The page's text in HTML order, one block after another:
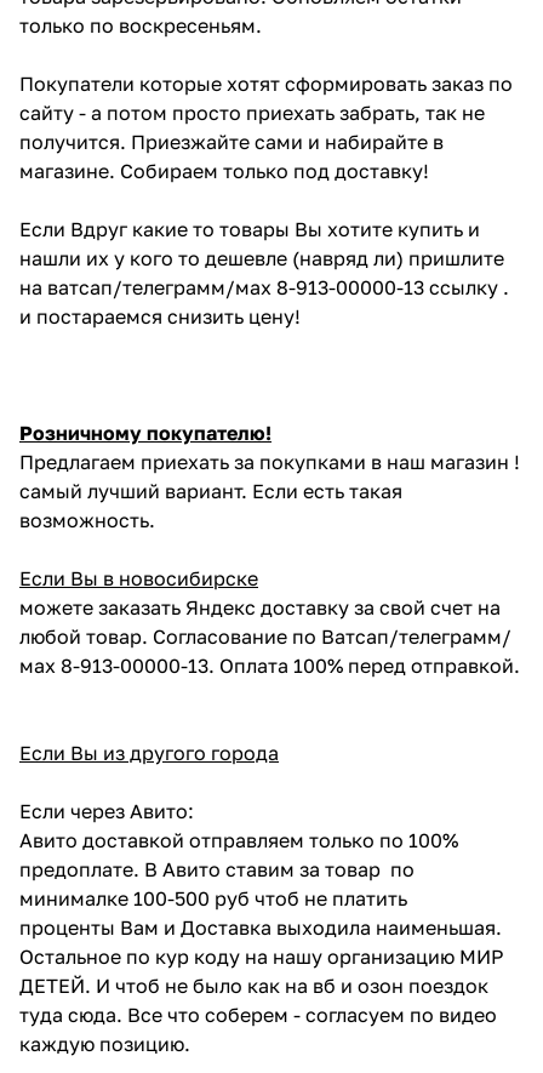
только по воскресеньям.
Покупатели которые хотят сформировать заказ по
сайту - а потом просто приехать забрать, так не
получится. Приезжайте сами и набирайте в
магазине. Собираем только под доставку!
Если Вдруг какие то товары Вы хотите купить и
нашли их у кого то дешевле (навряд ли) пришлите
на ватсап/телеграмм/мах 8-913-00000-13 ссылку .
и постараемся снизить цену!
Розничному покупателю!
Предлагаем приехать за покупками в наш магазин !
самый лучший вариант. Если есть такая
возможность.
Если Вы в новосибирске
можете заказать Яндекс доставку за свой счет на
любой товар. Согласование по Ватсап/телеграмм/
мах 8-913-00000-13. Оплата 100% перед отправкой.
Если Вы из другого города
Если через Авито:
Авито доставкой отправляем только по 100%
предоплате. В Авито ставим за товар по
минималке 100-500 руб чтоб не платить
проценты Вам и Доставка выходила наименьшая.
Остальное по кур коду на нашу организацию МИР
ДЕТЕЙ. И чтоб не было как на вб и озон поездок
туда сюда. Все что соберем - согласуем по видео
каждую позицию.